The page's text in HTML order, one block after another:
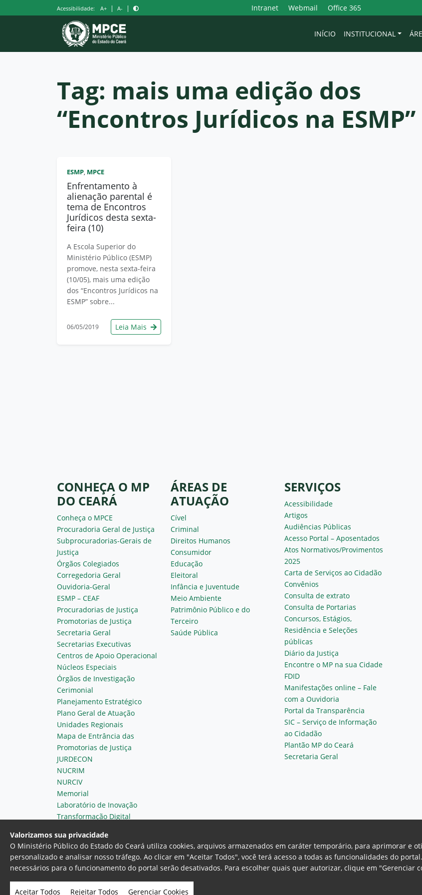
para
Acessibilidade: A+ | A- | Intranet Webmail Office 365
INÍCIO INSTITUCIONAL
Tag: mais uma edição dos
“Encontros Jurídicos na ESMP”
ESMP, MPCE
Enfrentamento à
alienação parental é
tema de Encontros
Jurídicos desta sexta-
feira (10)
A Escola Superior do
Ministério Público (ESMP)
promove, nesta sexta-feira
(10/05), mais uma edição
dos “Encontros Jurídicos na
ESMP” sobre...
06/05/2019 Leia Mais
CONHEÇA O MP
DO CEARÁ
Conheça o MPCE
Procuradoria Geral de Justiça
Subprocuradorias-Gerais de
Justiça
Órgãos Colegiados
Corregedoria Geral
Ouvidoria-Geral
ESMP – CEAF
Procuradorias de Justiça
Promotorias de Justiça
Secretaria Geral
Secretarias Executivas
Centros de Apoio Operacional
Núcleos Especiais
Órgãos de Investigação
Cerimonial
Planejamento Estratégico
Plano Geral de Atuação
Unidades Regionais
Mapa de Entrância das
Promotorias de Justiça
JURDECON
NUCRIM
NURCIV
Memorial
Laboratório de Inovação
Transformação Digital
ÁREAS DE
ATUAÇÃO
Cível
Criminal
Direitos Humanos
Consumidor
Educação
Eleitoral
Infância e Juventude
Meio Ambiente
Patrimônio Público e do
Terceiro
Saúde Pública
SERVIÇOS
Acessibilidade
Artigos
Audiências Públicas
Acesso Portal – Aposentados
Atos Normativos/Provimentos
2025
Carta de Serviços ao Cidadão
Convênios
Consulta de extrato
Consulta de Portarias
Concursos, Estágios,
Residência e Seleções
públicas
Diário da Justiça
Encontre o MP na sua Cidade
FDID
Manifestações online – Fale
com a Ouvidoria
Portal da Transparência
SIC – Serviço de Informação
ao Cidadão
Plantão MP do Ceará
Secretaria Geral
Ministério Público do Estado do Ceará Procuradoria Geral de Justiça
Av. Gen. Afonso Albuquerque Lima, 130 - Cambeba - CEP: 60.822-325
Valorizamos sua privacidade
O Ministério Público do Estado do Ceará utiliza cookies, arquivos armazenados em caráter temporário, para aprimorar e
personalizado e analisar nosso tráfego. Ao clicar em "Aceitar Todos", você terá acesso a todas as funcionalidades do
necessários para o funcionamento do portal serão desativados. Para escolher quais quer autorizar, clique em "Gerenciar
Aceitar Todos Rejeitar Todos Gerenciar Cookies